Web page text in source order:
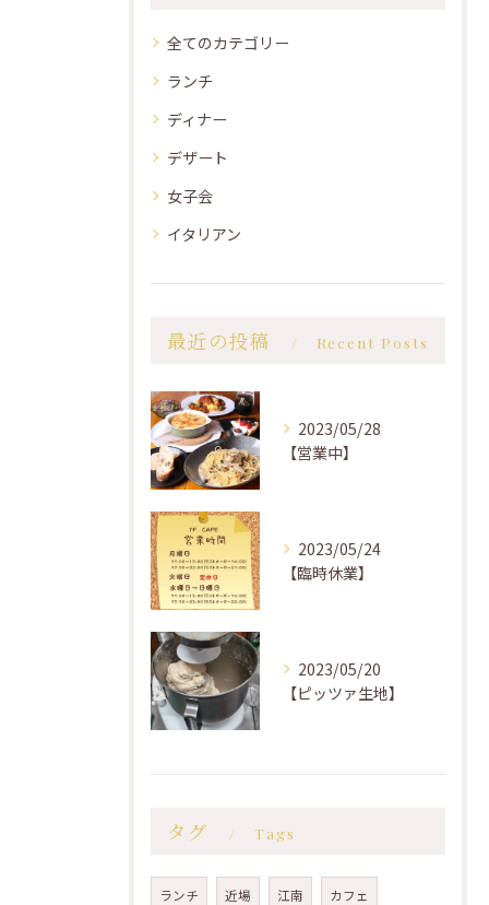
全てのカテゴリー
ランチ
ディナー
デザート
女子会
イタリアン
最近の投稿 Recent Posts
2023/05/28
【営業中】
2023/05/24
【臨時休業】
2023/05/20
【ピッツァ生地】
タグ Tags
ランチ 近場 江南 カフェ